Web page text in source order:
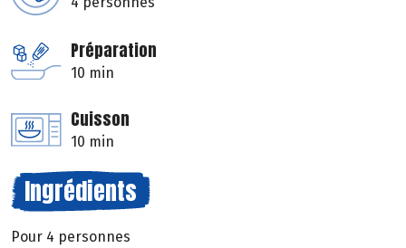
Préparation
10 min
Cuisson
10 min
Ingrédients
Pour 4 personnes